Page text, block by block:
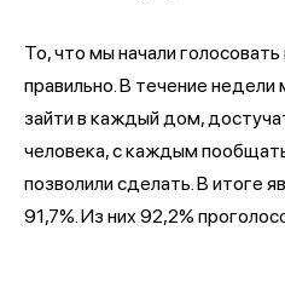
То, что мы начали
правильно. В течение
зайти в каждый дом,
человека, с каждым
позволили сделать. В итоге
91,7%. Из них 92,2%